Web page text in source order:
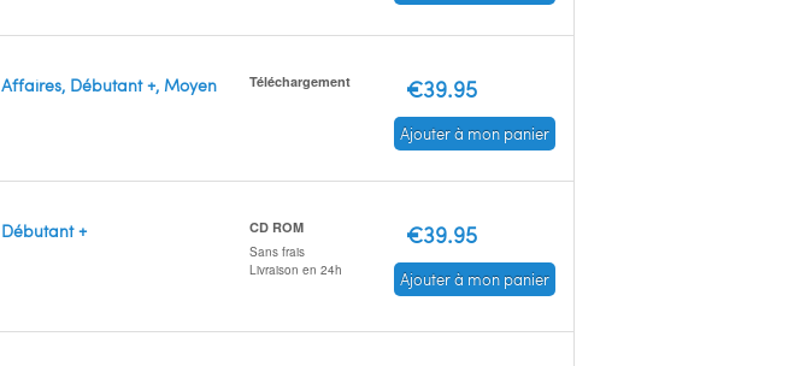
Affaires, Débutant +, Moyen Téléchargement €39.95
Ajouter à mon panier
Débutant + CD ROM
Sans frais
Livraison en 24h
€39.95
Ajouter à mon panier